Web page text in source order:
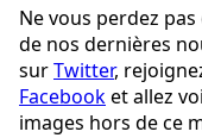
Ne vous perdez
de nos dernières
surTwitter,
Facebooket allez
images hors de ce